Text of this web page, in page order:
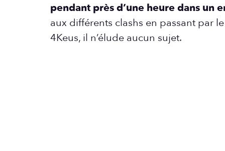
pendant près d’une heure dans un
aux différents clashs en passant par
4Keus, il n’élude aucun sujet.